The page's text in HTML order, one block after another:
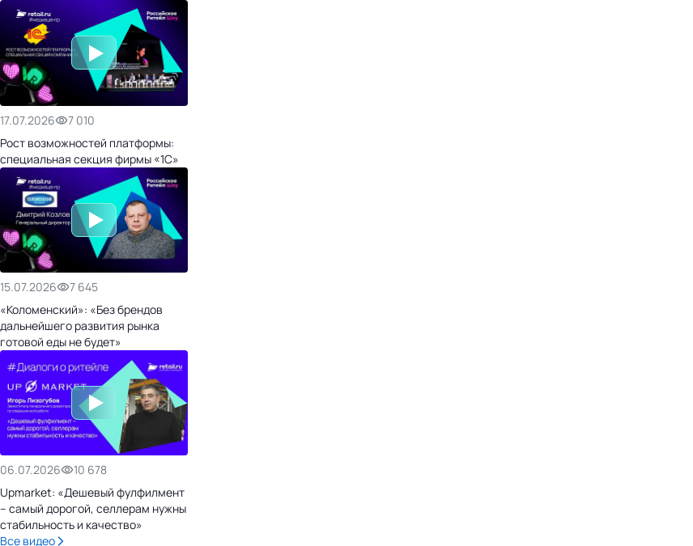
17.07.2026
7 010
Рост возможностей платформы:
специальная секция фирмы «1С»
15.07.2026
7 645
«Коломенский»: «Без брендов
дальнейшего развития рынка
готовой еды не будет»
06.07.2026
10 678
Upmarket: «Дешевый фулфилмент
– самый дорогой, селлерам нужны
стабильность и качество»
Все видео